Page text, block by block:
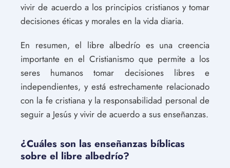
vivir de acuerdo a los principios cristianos y tomar
decisiones éticas y morales en la vida diaria.
En resumen, el libre albedrío es una creencia
importante en el Cristianismo que permite a los
seres humanos tomar decisiones libres e
independientes, y está estrechamente relacionado
con la fe cristiana y la responsabilidad personal de
seguir a Jesús y vivir de acuerdo a sus enseñanzas.
¿Cuáles son las enseñanzas bíblicas
sobre el libre albedrío?